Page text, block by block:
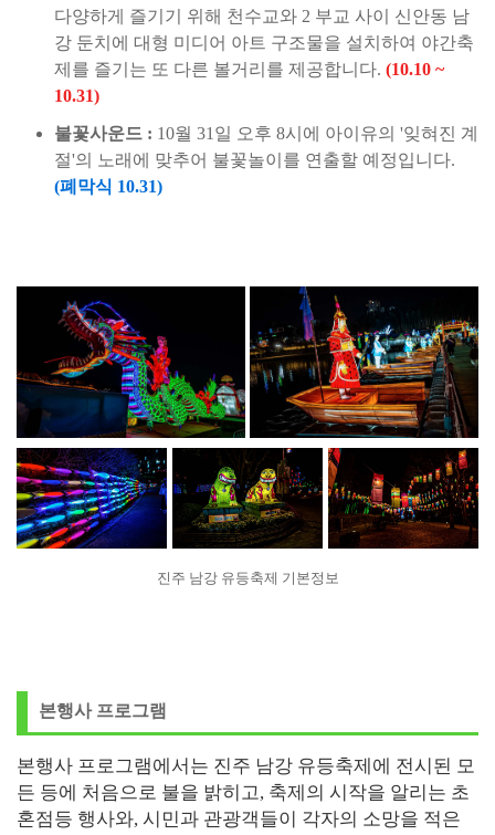
다양하게 즐기기 위해 천수교와 2 부교 사이 신안동 남
강 둔치에 대형 미디어 아트 구조물을 설치하여 야간축
제를 즐기는 또 다른 볼거리를 제공합니다. (10.10 ~
10.31)
불꽃사운드 : 10월 31일 오후 8시에 아이유의 '잊혀진 계
절'의 노래에 맞추어 불꽃놀이를 연출할 예정입니다.
(폐막식 10.31)
진주 남강 유등축제 기본정보
본행사 프로그램
본행사 프로그램에서는 진주 남강 유등축제에 전시된 모
든 등에 처음으로 불을 밝히고, 축제의 시작을 알리는 초
혼점등 행사와, 시민과 관광객들이 각자의 소망을 적은